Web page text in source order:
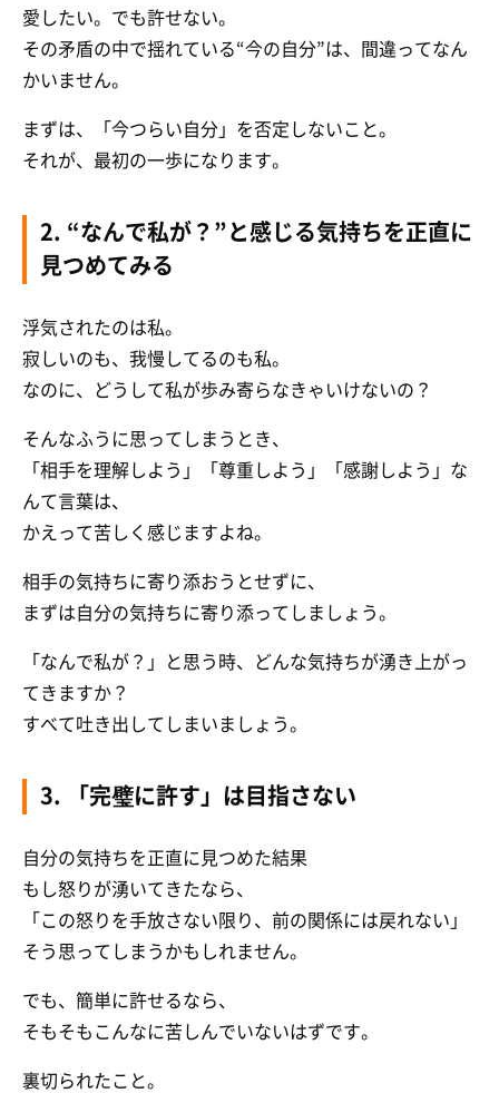
愛したい。でも許せない。
その矛盾の中で揺れている“今の自分”は、間違ってなん
かいません。
まずは、「今つらい自分」を否定しないこと。
それが、最初の一歩になります。
2. “なんで私が？”と感じる気持ちを正直に
見つめてみる
浮気されたのは私。
寂しいのも、我慢してるのも私。
なのに、どうして私が歩み寄らなきゃいけないの？
そんなふうに思ってしまうとき、
「相手を理解しよう」「尊重しよう」「感謝しよう」な
んて言葉は、
かえって苦しく感じますよね。
相手の気持ちに寄り添おうとせずに、
まずは自分の気持ちに寄り添ってしましょう。
「なんで私が？」と思う時、どんな気持ちが湧き上がっ
てきますか？
すべて吐き出してしまいましょう。
3. 「完璧に許す」は目指さない
自分の気持ちを正直に見つめた結果
もし怒りが湧いてきたなら、
「この怒りを手放さない限り、前の関係には戻れない」
そう思ってしまうかもしれません。
でも、簡単に許せるなら、
そもそもこんなに苦しんでいないはずです。
裏切られたこと。